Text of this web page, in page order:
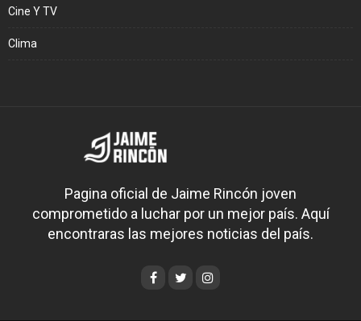
Cine Y TV
Clima
Pagina oficial de Jaime Rincón joven
comprometido a luchar por un mejor país. Aquí
encontraras las mejores noticias del país.